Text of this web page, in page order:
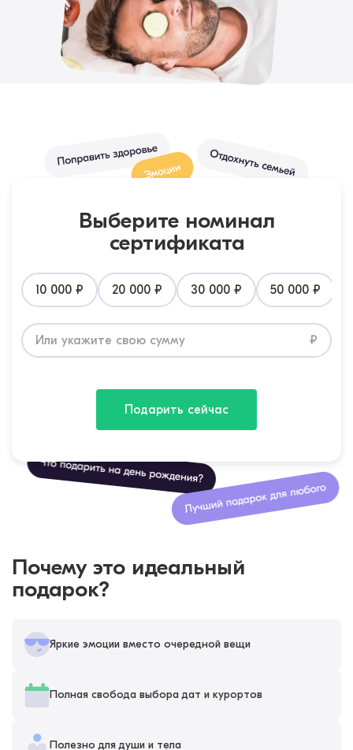
Выберите номинал
сертификата
10 000 ₽ 20 000 ₽ 30 000 ₽ 50 000 ₽
Или укажите свою сумму ₽
Подарить сейчас
Почему это идеальный
подарок?
Яркие эмоции вместо очередной вещи
Полная свобода выбора дат и курортов
Полезно для души и тела